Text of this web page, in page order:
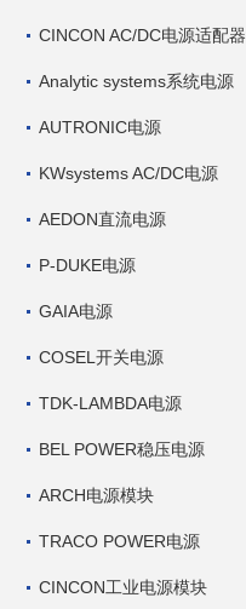
CINCON AC/DC电源适配器
Analytic systems系统电源
AUTRONIC电源
KWsystems AC/DC电源
AEDON直流电源
P-DUKE电源
GAIA电源
COSEL开关电源
TDK-LAMBDA电源
BEL POWER稳压电源
ARCH电源模块
TRACO POWER电源
CINCON工业电源模块